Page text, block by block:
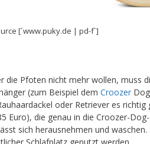
[´www.puky.de | pd-f´]
die Pfoten nicht mehr wollen, muss
(zum Beispiel dem Croozer
oder Retriever es richtig
Euro), die genau in die Croozer-
sich herausnehmen und waschen.